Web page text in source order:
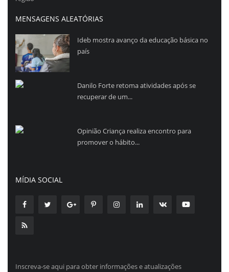
MENSAGENS ALEATÓRIAS
Ideb mostra avanço da educação básica no
país
Danilo Forte retoma atividades após se
recuperar de um...
Opinião Criança realiza encontro para
promover o hábito...
MÍDIA SOCIAL
Inscreva-se aqui para obter informações e atualizações